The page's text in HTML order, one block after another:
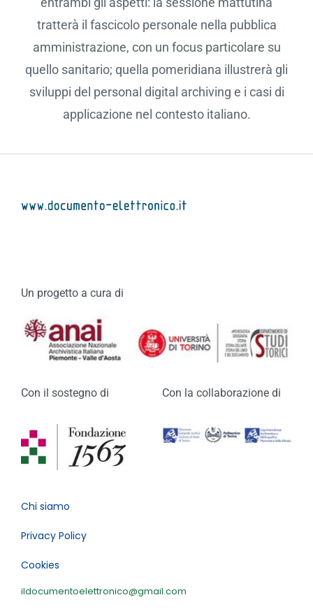
tratterà il fascicolo personale nella pubblica
amministrazione, con un focus particolare su
quello sanitario; quella pomeridiana illustrerà gli
sviluppi del personal digital archiving e i casi di
applicazione nel contesto italiano.
Un progetto a cura di
Con il sostegno di Con la collaborazione di
Chi siamo
Privacy Policy
Cookies
ildocumentoelettronico@gmail.com